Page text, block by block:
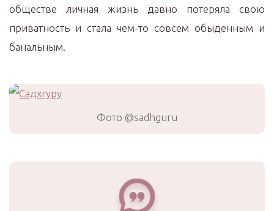
обществе личная жизнь давно потеряла свою
приватность и стала чем-то совсем обыденным и
банальным.
Фото @sadhguru